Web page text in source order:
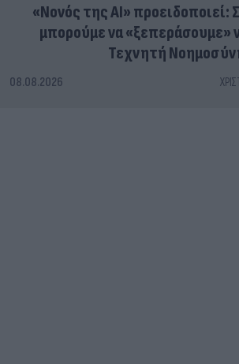
«Νονός της AI» προειδοποιεί:
μπορούμε να «ξεπεράσουμε»
Τεχνητή
08.08.2026